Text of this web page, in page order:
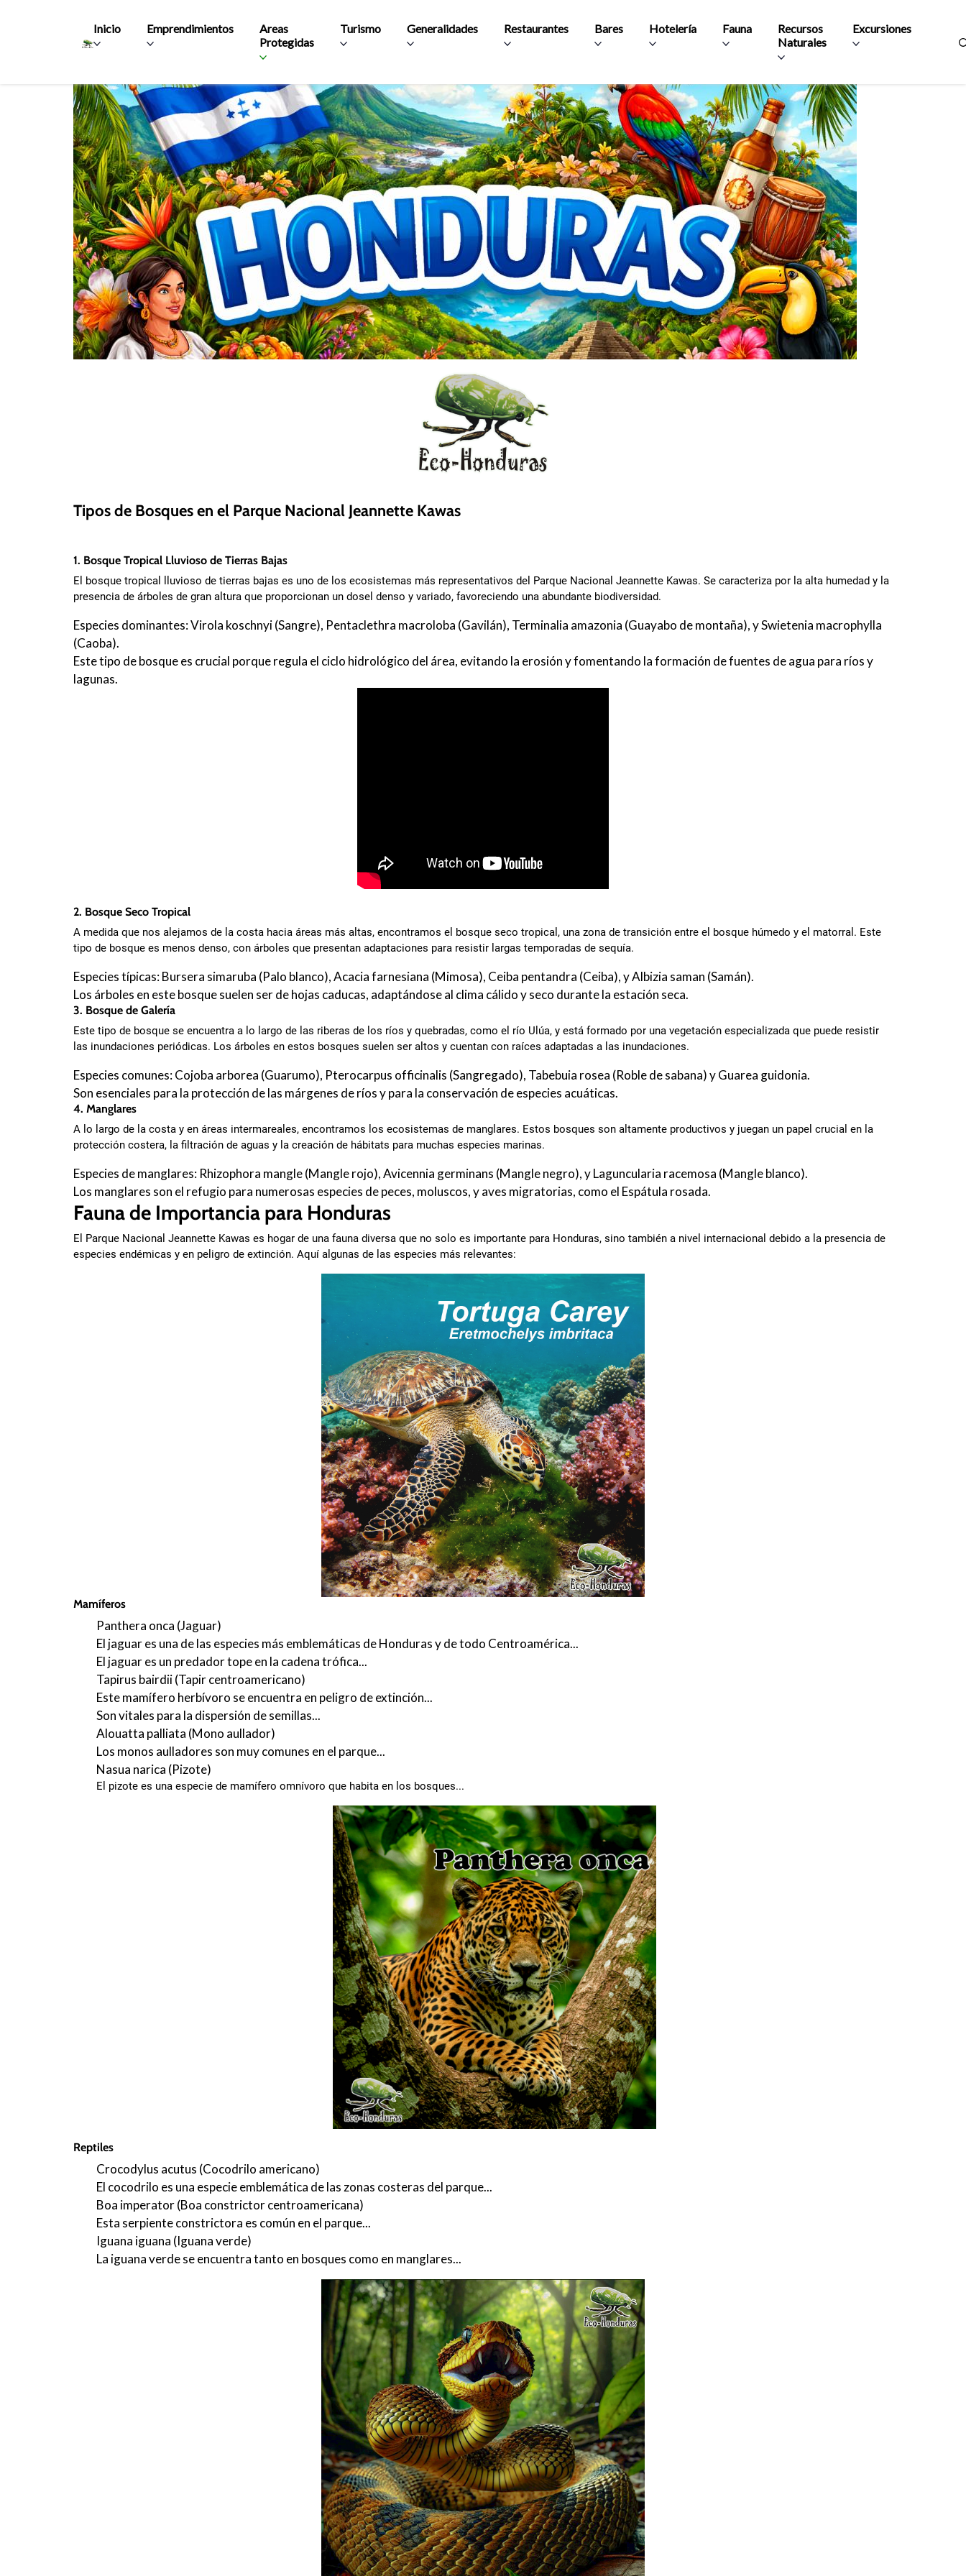
Inicio Emprendimientos
Areas
Protegidas
Turismo Generalidades Restaurantes Bares Hotelería Fauna
Recursos
Naturales
Excursiones
Tipos de Bosques en el Parque Nacional Jeannette Kawas
1. Bosque Tropical Lluvioso de Tierras Bajas
El bosque tropical lluvioso de tierras bajas es uno de los ecosistemas más representativos del Parque Nacional Jeannette Kawas. Se caracteriza por la alta humedad y la
presencia de árboles de gran altura que proporcionan un dosel denso y variado, favoreciendo una abundante biodiversidad.
Especies dominantes: Virola koschnyi (Sangre), Pentaclethra macroloba (Gavilán), Terminalia amazonia (Guayabo de montaña), y Swietenia macrophylla
(Caoba).
Este tipo de bosque es crucial porque regula el ciclo hidrológico del área, evitando la erosión y fomentando la formación de fuentes de agua para ríos y
lagunas.
2. Bosque Seco Tropical
A medida que nos alejamos de la costa hacia áreas más altas, encontramos el bosque seco tropical, una zona de transición entre el bosque húmedo y el matorral. Este
tipo de bosque es menos denso, con árboles que presentan adaptaciones para resistir largas temporadas de sequía.
Especies típicas: Bursera simaruba (Palo blanco), Acacia farnesiana (Mimosa), Ceiba pentandra (Ceiba), y Albizia saman (Samán).
Los árboles en este bosque suelen ser de hojas caducas, adaptándose al clima cálido y seco durante la estación seca.
3. Bosque de Galería
Este tipo de bosque se encuentra a lo largo de las riberas de los ríos y quebradas, como el río Ulúa, y está formado por una vegetación especializada que puede resistir
las inundaciones periódicas. Los árboles en estos bosques suelen ser altos y cuentan con raíces adaptadas a las inundaciones.
Especies comunes: Cojoba arborea (Guarumo), Pterocarpus officinalis (Sangregado), Tabebuia rosea (Roble de sabana) y Guarea guidonia.
Son esenciales para la protección de las márgenes de ríos y para la conservación de especies acuáticas.
4. Manglares
A lo largo de la costa y en áreas intermareales, encontramos los ecosistemas de manglares. Estos bosques son altamente productivos y juegan un papel crucial en la
protección costera, la filtración de aguas y la creación de hábitats para muchas especies marinas.
Especies de manglares: Rhizophora mangle (Mangle rojo), Avicennia germinans (Mangle negro), y Laguncularia racemosa (Mangle blanco).
Los manglares son el refugio para numerosas especies de peces, moluscos, y aves migratorias, como el Espátula rosada.
Fauna de Importancia para Honduras
El Parque Nacional Jeannette Kawas es hogar de una fauna diversa que no solo es importante para Honduras, sino también a nivel internacional debido a la presencia de
especies endémicas y en peligro de extinción. Aquí algunas de las especies más relevantes:
Mamíferos
Panthera onca (Jaguar)
El jaguar es una de las especies más emblemáticas de Honduras y de todo Centroamérica...
El jaguar es un predador tope en la cadena trófica...
Tapirus bairdii (Tapir centroamericano)
Este mamífero herbívoro se encuentra en peligro de extinción...
Son vitales para la dispersión de semillas...
Alouatta palliata (Mono aullador)
Los monos aulladores son muy comunes en el parque...
Nasua narica (Pizote)
El pizote es una especie de mamífero omnívoro que habita en los bosques...
Reptiles
Crocodylus acutus (Cocodrilo americano)
El cocodrilo es una especie emblemática de las zonas costeras del parque...
Boa imperator (Boa constrictor centroamericana)
Esta serpiente constrictora es común en el parque...
Iguana iguana (Iguana verde)
La iguana verde se encuentra tanto en bosques como en manglares...